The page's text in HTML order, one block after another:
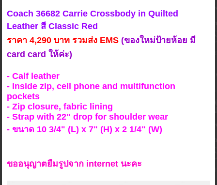
Coach 36682 Carrie Crossbody in Quilted
Leather สี Classic Red
ราคา 4,290 บาท รวมส่ง EMS(ของใหม่ป้ายห้อย มี
card card ให้ค่ะ)
- Calf leather
- Inside zip, cell phone and multifunction
pockets
- Zip closure, fabric lining
- Strap with 22" drop for shoulder wear
- ขนาด 10 3/4" (L) x 7" (H) x 2 1/4" (W)
ขออนุญาตยืมรูปจาก internet นะคะ